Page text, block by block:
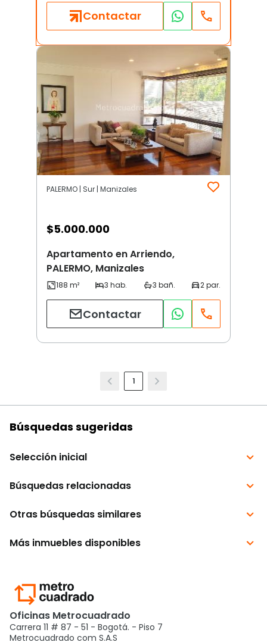
Contactar
PALERMO | Sur | Manizales
$5.000.000
Apartamento en Arriendo,
PALERMO, Manizales
Contactar
1